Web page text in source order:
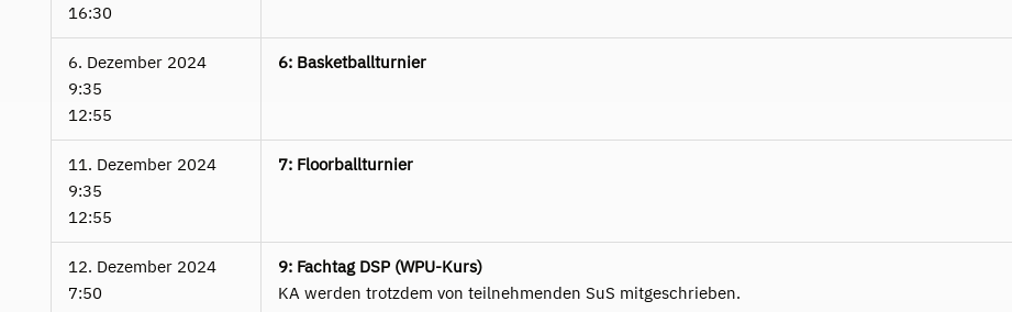
16:30
6. Dezember 2024
9:35
12:55
6: Basketballturnier
11. Dezember 2024
9:35
12:55
7: Floorballturnier
12. Dezember 2024
7:50
9: Fachtag DSP (WPU-Kurs)
KA werden trotzdem von teilnehmenden SuS mitgeschrieben.